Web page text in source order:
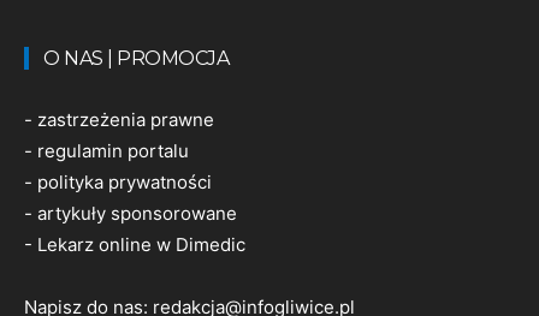
O NAS | PROMOCJA
- zastrzeżenia prawne
- regulamin portalu
- polityka prywatności
- artykuły sponsorowane
- Lekarz online w Dimedic
Napisz do nas: redakcja@infogliwice.pl